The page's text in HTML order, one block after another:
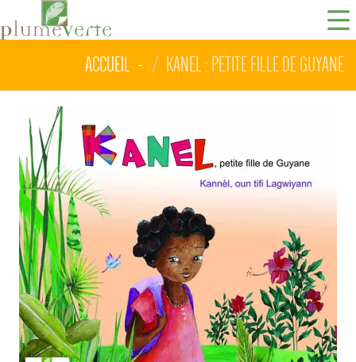
ACCUEIL KANEL : PETITE FILLE DE GUYANE